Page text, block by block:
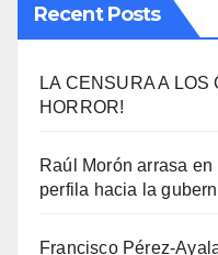
Recent Posts
LA CENSURA A
HORROR!
Raúl Morón arrasa
perfila hacia la
Francisco Pérez-